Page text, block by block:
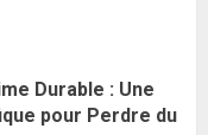
Durable : Une
pour Perdre du